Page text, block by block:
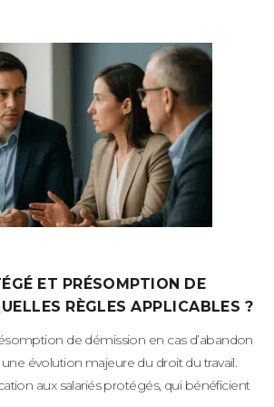
ET PRÉSOMPTION DE
RÈGLES APPLICABLES ?
de démission en cas d’abandon
évolution majeure du droit du travail.
aux salariés protégés, qui bénéficient